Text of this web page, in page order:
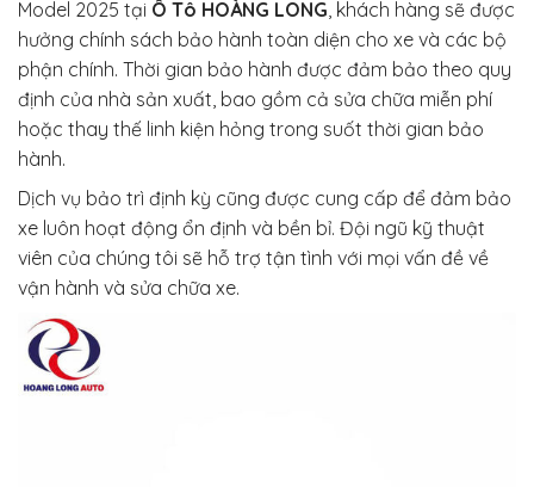
Model 2025 tại Ô Tô HOÀNG LONG, khách hàng sẽ được
hưởng chính sách bảo hành toàn diện cho xe và các bộ
phận chính. Thời gian bảo hành được đảm bảo theo quy
định của nhà sản xuất, bao gồm cả sửa chữa miễn phí
hoặc thay thế linh kiện hỏng trong suốt thời gian bảo
hành.
Dịch vụ bảo trì định kỳ cũng được cung cấp để đảm bảo
xe luôn hoạt động ổn định và bền bỉ. Đội ngũ kỹ thuật
viên của chúng tôi sẽ hỗ trợ tận tình với mọi vấn đề về
vận hành và sửa chữa xe.